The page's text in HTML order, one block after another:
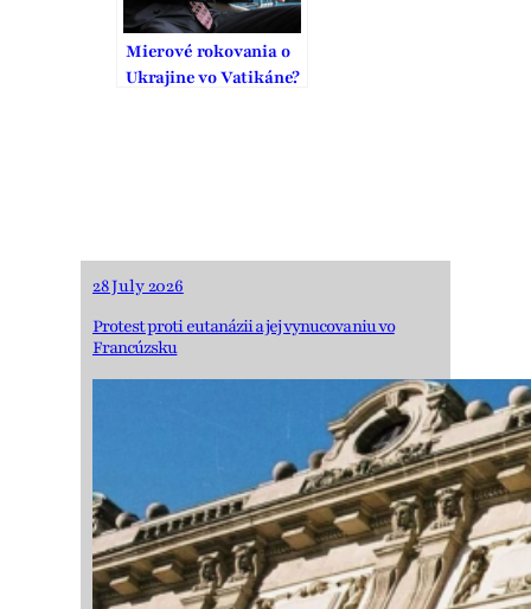
Mierové rokovania o
Ukrajine vo Vatikáne?
28 July 2026
Protest proti eutanázii a jej vynucovaniu vo
Francúzsku